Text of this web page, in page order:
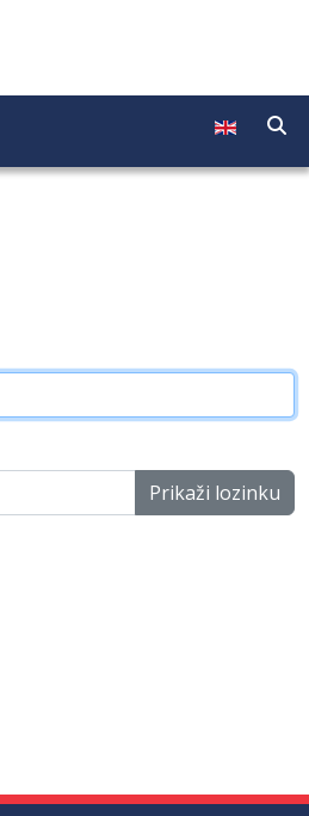
Prikaži lozinku